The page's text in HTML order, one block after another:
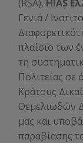
(RSA), HIAS
Γενιά /
πλαίσιο των
τη
Πολιτείας σε
Κράτους
Θεμελιωδών
μας και
παραβίασης